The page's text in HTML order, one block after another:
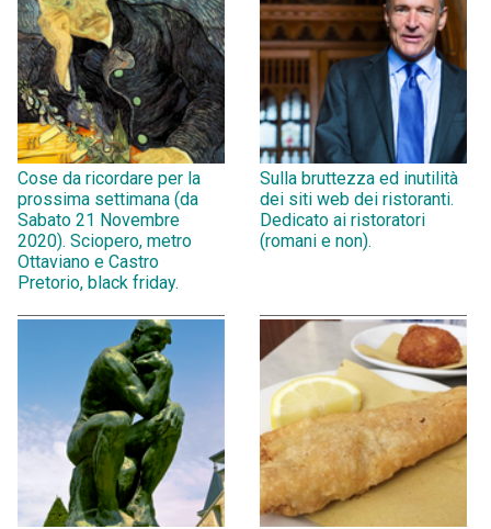
Cose da ricordare per la
prossima settimana (da
Sabato 21 Novembre
2020). Sciopero, metro
Ottaviano e Castro
Pretorio, black friday.
Sulla bruttezza ed inutilità
dei siti web dei ristoranti.
Dedicato ai ristoratori
(romani e non).